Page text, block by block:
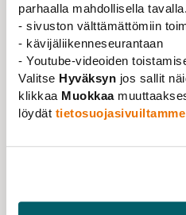
parhaalla mahdollisella
- sivuston välttämättömiin
- kävijäliikenneseurantaan
- Youtube-videoiden
Valitse Hyväksyn jos sallit
klikkaa Muokkaa
löydät tietosuojasivuiltamme
Hallituksen esityksen
hallitusohjelman tavoitteita
kouluttautuneiden osaajien
tunnustamisen
EU:n ulkopuolisten osaajien
vahvistamiseksi.
erittäin tärkeää. Suomen
kaikkein keskeisintä on, että
heidän osaamistaan
Näin ollen katsomme, että